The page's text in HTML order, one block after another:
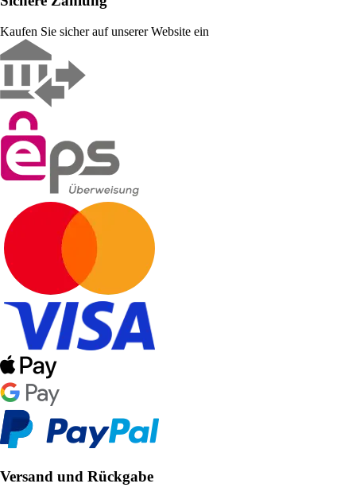
Kaufen Sie sicher auf unserer Website ein
Versand und Rückgabe